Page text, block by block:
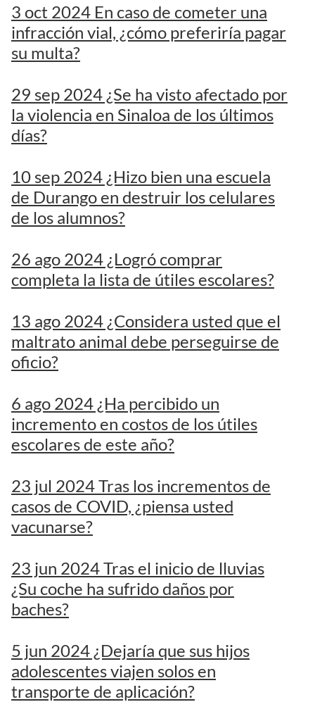
3 oct 2024 En caso de cometer una
infracción vial, ¿cómo preferiría pagar
su multa?
29 sep 2024 ¿Se ha visto afectado por
la violencia en Sinaloa de los últimos
días?
10 sep 2024 ¿Hizo bien una escuela
de Durango en destruir los celulares
de los alumnos?
26 ago 2024 ¿Logró comprar
completa la lista de útiles escolares?
13 ago 2024 ¿Considera usted que el
maltrato animal debe perseguirse de
oficio?
6 ago 2024 ¿Ha percibido un
incremento en costos de los útiles
escolares de este año?
23 jul 2024 Tras los incrementos de
casos de COVID, ¿piensa usted
vacunarse?
23 jun 2024 Tras el inicio de lluvias
¿Su coche ha sufrido daños por
baches?
5 jun 2024 ¿Dejaría que sus hijos
adolescentes viajen solos en
transporte de aplicación?